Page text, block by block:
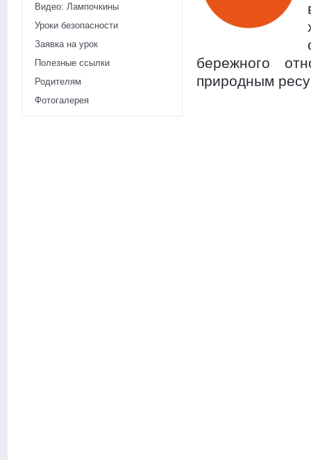
Видео: Лампочкины
Уроки безопасности
Заявка на урок
Полезные ссылки
Родителям
Фотогалерея
бережного
природным